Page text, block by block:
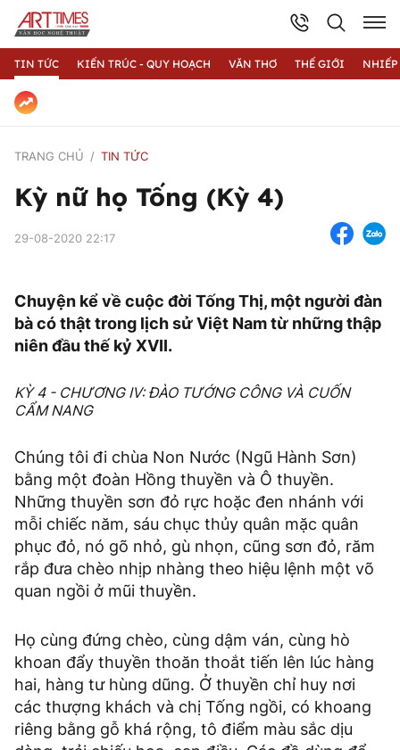
TIN TỨC KIẾN TRÚC - QUY HOẠCH VĂN THƠ THẾ GIỚI
TRANG CHỦ TIN TỨC
Kỳ nữ họ Tống (Kỳ 4)
29-08-2020 22:17
Chuyện kể về cuộc đời Tống Thị, một người đàn
bà có thật trong lịch sử Việt Nam từ những thập
niên đầu thế kỷ XVII.
KỲ 4 - CHƯƠNG IV: ĐÀO TƯỚNG CÔNG VÀ CUỐN
CẨM NANG
Chúng tôi đi chùa Non Nước (Ngũ Hành Sơn)
bằng một đoàn Hồng thuyền và Ô thuyền.
Những thuyền sơn đỏ rực hoặc đen nhánh với
mỗi chiếc năm, sáu chục thủy quân mặc quân
phục đỏ, nó gõ nhỏ, gù nhọn, cũng sơn đỏ, răm
rắp đưa chèo nhịp nhàng theo hiệu lệnh một võ
quan ngồi ở mũi thuyền.
Họ cùng đứng chèo, cùng dậm ván, cùng hò
khoan đẩy thuyền thoăn thoắt tiến lên lúc hàng
hai, hàng tư hùng dũng. Ở thuyền chỉ huy nơi
các thượng khách và chị Tống ngồi, có khoang
riêng bằng gỗ khá rộng, tô điểm màu sắc dịu